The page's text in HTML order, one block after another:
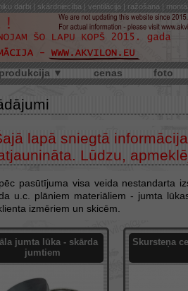
darbi | skārdniecība | ventilācija | ražošana |
produkcija ▼ cenas foto
lapā sniegtā
Lūdzu,
pasūtījuma visa veida nestandarta
u.c. plāniem materiāliem - jumta
izmēriem un skicēm.
jumta lūka - skārda
jumtiem
Skursteņa